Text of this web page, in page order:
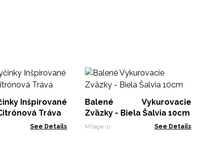
Tráva
See Details
Balené Vykurovacie
Zväzky - Biela Šalvia 10cm
MSage-11 See Details